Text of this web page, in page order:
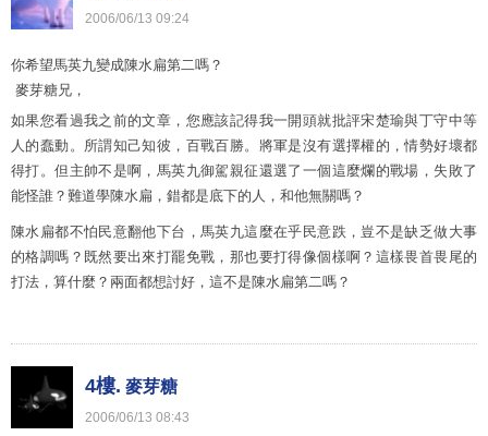
2006/06/13 09:24
你希望馬英九變成陳水扁第二嗎？
麥芽糖兄，
如果您看過我之前的文章，您應該記得我一開頭就批評宋楚瑜與丁守中等
人的蠢動。所謂知己知彼，百戰百勝。將軍是沒有選擇權的，情勢好壞都
得打。但主帥不是啊，馬英九御駕親征還選了一個這麼爛的戰場，失敗了
能怪誰？難道學陳水扁，錯都是底下的人，和他無關嗎？
陳水扁都不怕民意翻他下台，馬英九這麼在乎民意跌，豈不是缺乏做大事
的格調嗎？既然要出來打罷免戰，那也要打得像個樣啊？這樣畏首畏尾的
打法，算什麼？兩面都想討好，這不是陳水扁第二嗎？
4樓. 麥芽糖
2006/06/13 08:43